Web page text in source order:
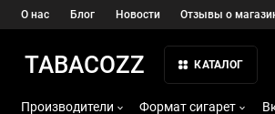
О нас Блог Новости Отзывы о
TABACOZZ КАТАЛОГ
Производители Формат сигарет